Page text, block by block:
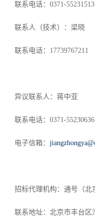
联系电话： 0371-55231513
联系人（技术）： 梁晓
联系电话： 17739767211
异议联系人：蒋中亚
联系电话： 0371-55230636
电子信箱：
招标代理机构：通号（北
联系地址：北京市丰台区